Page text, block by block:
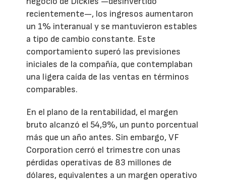
recientemente—, los ingresos aumentaron
un 1% interanual y se mantuvieron estables
a tipo de cambio constante. Este
comportamiento superó las previsiones
iniciales de la compañía, que contemplaban
una ligera caída de las ventas en términos
comparables.
En el plano de la rentabilidad, el margen
bruto alcanzó el 54,9%, un punto porcentual
más que un año antes. Sin embargo, VF
Corporation cerró el trimestre con unas
pérdidas operativas de 83 millones de
dólares, equivalentes a un margen operativo